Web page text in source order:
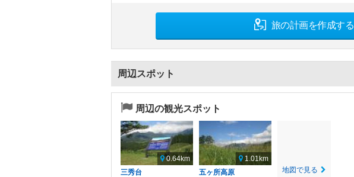
旅の計画を作成する
周辺スポット
周辺の観光スポット
0.64km
三秀台
1.01km
五ヶ所高原
地図で見る